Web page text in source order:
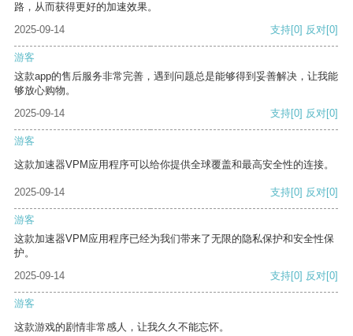
路，从而获得更好的加速效果。
2025-09-14
支持[0] 反对[0]
游客
这款app的售后服务非常完善，遇到问题总是能够得到妥善解决，让我能
够放心购物。
2025-09-14
支持[0] 反对[0]
游客
这款加速器VPM应用程序可以给你提供全球覆盖和最高安全性的连接。
2025-09-14 支持[0] 反对[0]
游客
这款加速器VPM应用程序已经为我们带来了无限的隐私保护和安全性保
护。
2025-09-14
支持[0] 反对[0]
游客
这款游戏的剧情非常感人，让我久久不能忘怀。